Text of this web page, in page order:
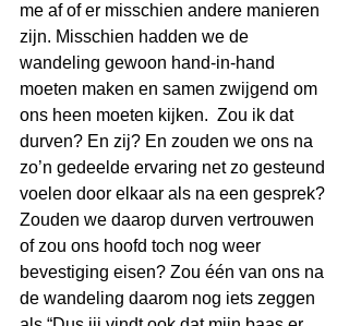
me af of er misschien andere manieren
zijn. Misschien hadden we de
wandeling gewoon hand-in-hand
moeten maken en samen zwijgend om
ons heen moeten kijken.  Zou ik dat
durven? En zij? En zouden we ons na
zo’n gedeelde ervaring net zo gesteund
voelen door elkaar als na een gesprek?
Zouden we daarop durven vertrouwen
of zou ons hoofd toch nog weer
bevestiging eisen? Zou één van ons na
de wandeling daarom nog iets zeggen